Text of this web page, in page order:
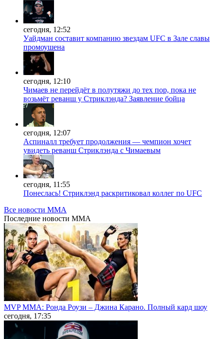
сегодня, 12:52
Уайдман составит компанию звездам UFC в Зале славы
промоушена
сегодня, 12:10
Чимаев не перейдёт в полутяжи до тех пор, пока не
возьмёт реванш у Стриклэнда? Заявление бойца
сегодня, 12:07
Аспиналл требует продолжения — чемпион хочет
увидеть реванш Стриклэнда с Чимаевым
сегодня, 11:55
Понеслась! Стриклэнд раскритиковал коллег по UFC
Все новости MMA
Последние новости MMA
MVP MMA: Ронда Роузи – Джина Карано. Полный кард шоу
сегодня, 17:35